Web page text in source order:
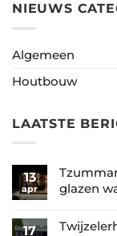
NIEUWS
Algemeen
Houtbouw
LAATSTE
13
apr
glazen
reacties
17